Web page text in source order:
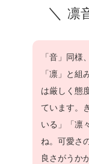
凛
「音」同様
「凛」と組
は厳しく態
ています。
いる」「凛
ね。可愛さ
良さがうか